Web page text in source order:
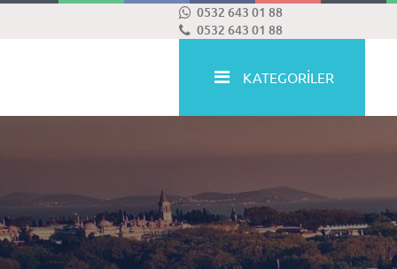
0532 643 01 88
0532 643 01 88
KATEGORİLER